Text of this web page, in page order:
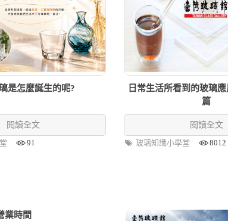
是怎麼誕生的呢?
閱讀全文
91
日常生活所看到的玻璃
篇
閱讀全文
玻璃知識小學堂
8012
業時間